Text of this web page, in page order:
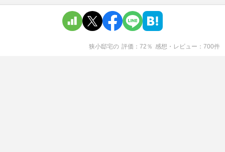
狭小邸宅の 評価 72 ％ 感想・レビュー 700件